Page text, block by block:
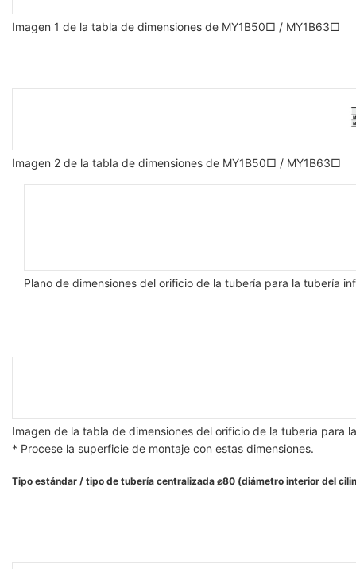
Imagen 1 de la tabla de dimensiones de MY1B50□ / MY1B63□
Imagen 2 de la tabla de dimensiones de MY1B50□ / MY1B63□
Plano de dimensiones del orificio de la tubería para la tubería
Imagen de la tabla de dimensiones del orificio de la tubería
* Procese la superficie de montaje con estas dimensiones.
Tipo estándar / tipo de tubería centralizada ⌀80 (diámetro interior del